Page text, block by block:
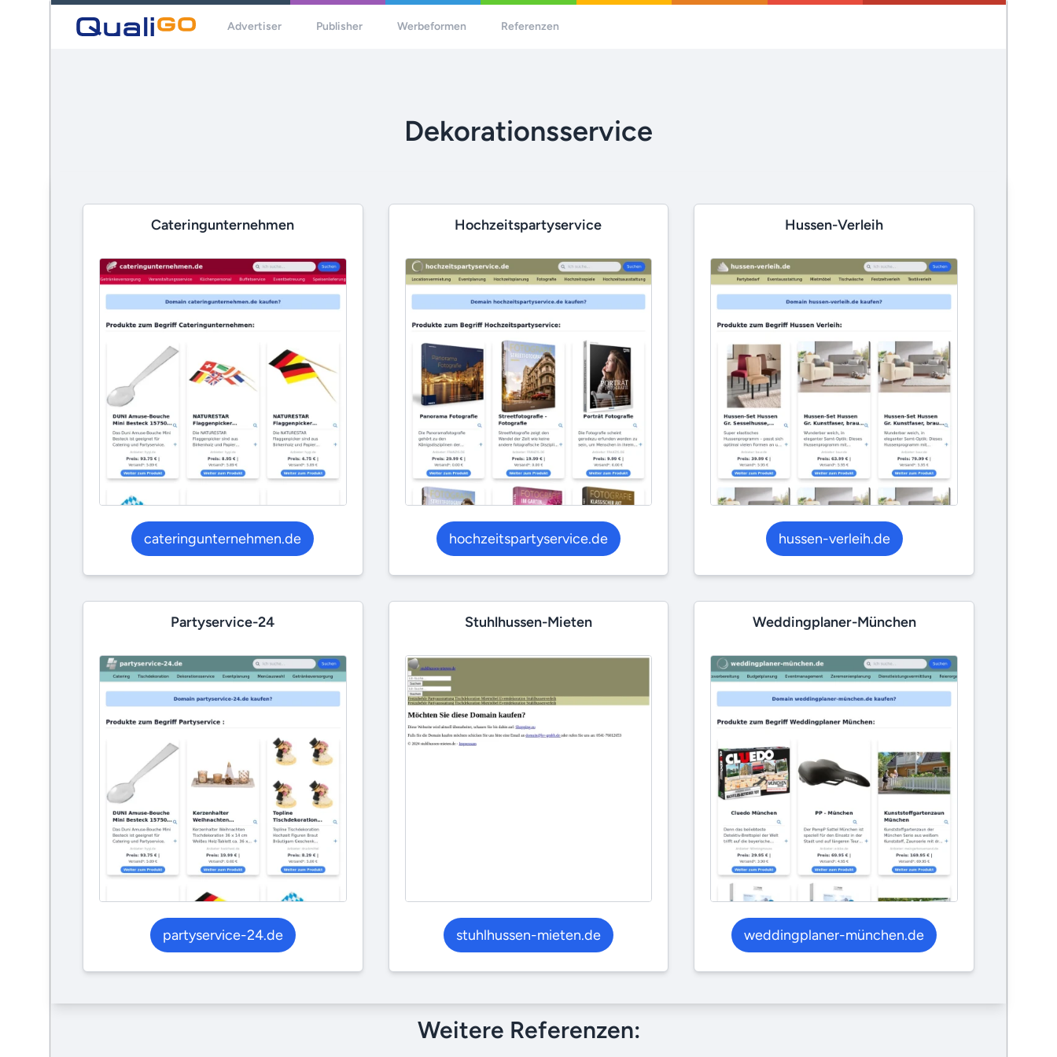
Advertiser Publisher Werbeformen Referenzen
Dekorationsservice
Cateringunternehmen
cateringunternehmen.de
Hochzeitspartyservice
hochzeitspartyservice.de
Hussen-Verleih
hussen-verleih.de
Partyservice-24
partyservice-24.de
Stuhlhussen-Mieten
stuhlhussen-mieten.de
Weddingplaner-München
weddingplaner-münchen.de
Weitere Referenzen: